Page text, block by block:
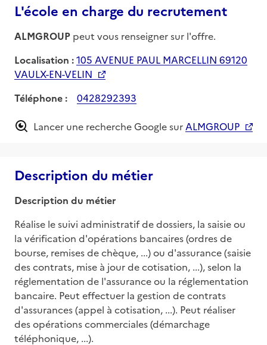
L'école en charge du recrutement
ALMGROUP peut vous renseigner sur l'offre.
Localisation :105 AVENUE PAUL MARCELLIN 69120
VAULX-EN-VELIN
Téléphone :
0428292393
Lancer une recherche Google sur ALMGROUP
Description du métier
Description du métier
Réalise le suivi administratif de dossiers, la saisie ou
la vérification d'opérations bancaires (ordres de
bourse, remises de chèque, ...) ou d'assurance (saisie
des contrats, mise à jour de cotisation, ...), selon la
réglementation de l'assurance ou la réglementation
bancaire. Peut effectuer la gestion de contrats
d'assurances (appel à cotisation, ...). Peut réaliser
des opérations commerciales (démarchage
téléphonique, ...).